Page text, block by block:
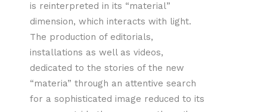
is reinterpreted in its “material”
dimension, which interacts with light.
The production of editorials,
installations as well as videos,
dedicated to the stories of the new
“materia” through an attentive search
for a sophisticated image reduced to its